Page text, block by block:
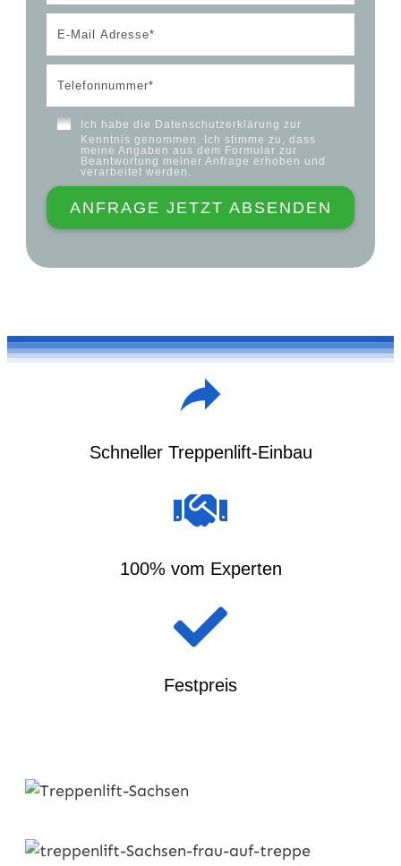
Ich habe die Datenschutzerklärung zur
Kenntnis genommen. Ich stimme zu, dass
meine Angaben aus dem Formular zur
Beantwortung meiner Anfrage erhoben und
verarbeitet werden.
ANFRAGE JETZT ABSENDEN
Schneller Treppenlift-Einbau
100% vom Experten
Festpreis